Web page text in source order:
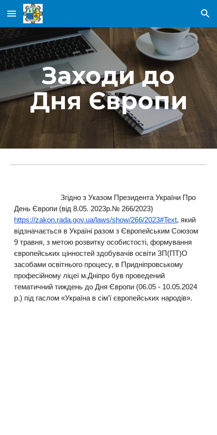
Skip to main content Skip to navigation
Заходи до
Дня Європи
Згідно з Указом Президента України Про
День Європи (від 8.05. 2023р.№ 266/2023)
https://zakon.rada.gov.ua/laws/show/266/2023#Text, який
відзначається в Україні разом з Європейським Союзом
9 травня, з метою розвитку особистості, формування
європейських цінностей здобувачів освіти ЗП(ПТ)О
засобами освітнього процесу, в Придніпровському
професійному ліцеї м.Дніпро був проведений
тематичний тиждень до Дня Європи (06.05 - 10.05.2024
р.) під гаслом «Україна в сім’ї європейських народів».